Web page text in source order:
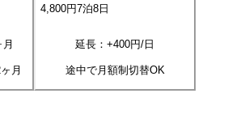
ヶ月
4,800円7泊8日
延長：+400円/日
途中で月額制切替OK